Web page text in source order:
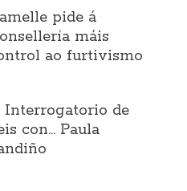
pide á
máis
ao furtivismo
Interrogatorio de
con... Paula